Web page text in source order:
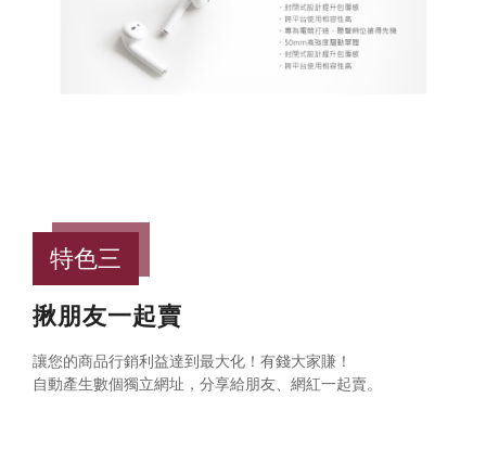
特色三
揪朋友一起賣
讓您的商品行銷利益達到最大化！有錢大家賺！
自動產生數個獨立網址，分享給朋友、網紅一起賣。